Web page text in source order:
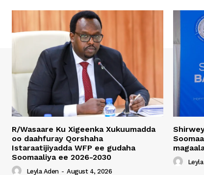
R/Wasaare Ku Xigeenka Xukuumadda
oo daahfuray Qorshaha
Istaraatijiyadda WFP ee gudaha
Soomaaliya ee 2026-2030
Leyla Aden - August 4, 2026